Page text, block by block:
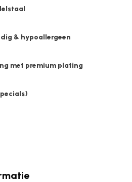
& hypoallergeen
met premium plating